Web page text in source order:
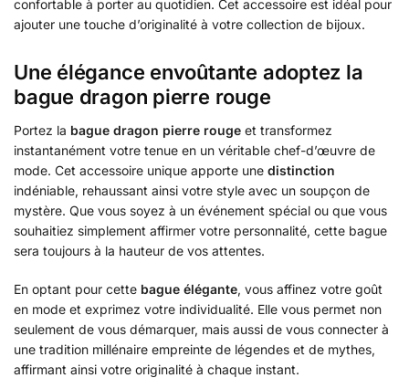
confortable à porter au quotidien. Cet accessoire est idéal pour
ajouter une touche d’originalité à votre collection de bijoux.
Une élégance envoûtante adoptez la
bague dragon pierre rouge
Portez la bague dragon pierre rouge et transformez
instantanément votre tenue en un véritable chef-d’œuvre de
mode. Cet accessoire unique apporte une distinction
indéniable, rehaussant ainsi votre style avec un soupçon de
mystère. Que vous soyez à un événement spécial ou que vous
souhaitiez simplement affirmer votre personnalité, cette bague
sera toujours à la hauteur de vos attentes.
En optant pour cette bague élégante, vous affinez votre goût
en mode et exprimez votre individualité. Elle vous permet non
seulement de vous démarquer, mais aussi de vous connecter à
une tradition millénaire empreinte de légendes et de mythes,
affirmant ainsi votre originalité à chaque instant.